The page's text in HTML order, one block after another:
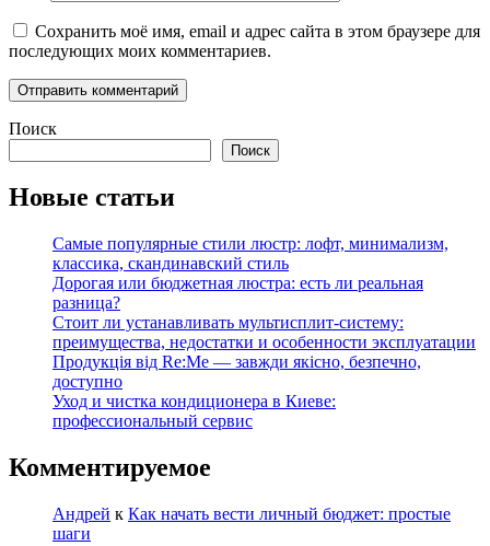
Сохранить моё имя, email и адрес сайта в этом браузере для
последующих моих комментариев.
Поиск
Поиск
Новые статьи
Самые популярные стили люстр: лофт, минимализм,
классика, скандинавский стиль
Дорогая или бюджетная люстра: есть ли реальная
разница?
Стоит ли устанавливать мультисплит-систему:
преимущества, недостатки и особенности эксплуатации
Продукція від Re:Me — завжди якісно, безпечно,
доступно
Уход и чистка кондиционера в Киеве:
профессиональный сервис
Комментируемое
Андрей к Как начать вести личный бюджет: простые
шаги